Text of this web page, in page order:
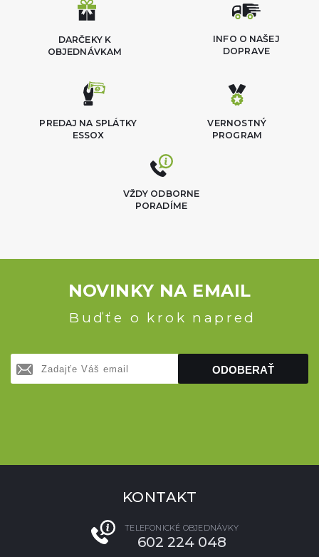
DARČEKY K
OBJEDNÁVKAM
INFO O NAŠEJ
DOPRAVE
VERNOSTNÝ
PROGRAM
PREDAJ NA SPLÁTKY
ESSOX
VŽDY ODBORNE
PORADÍME
NOVINKY NA EMAIL
Buďťe o krok napred
ODOBERAŤ
KONTAKT
TELEFONICKÉ OBJEDNÁVKY
602 224 048